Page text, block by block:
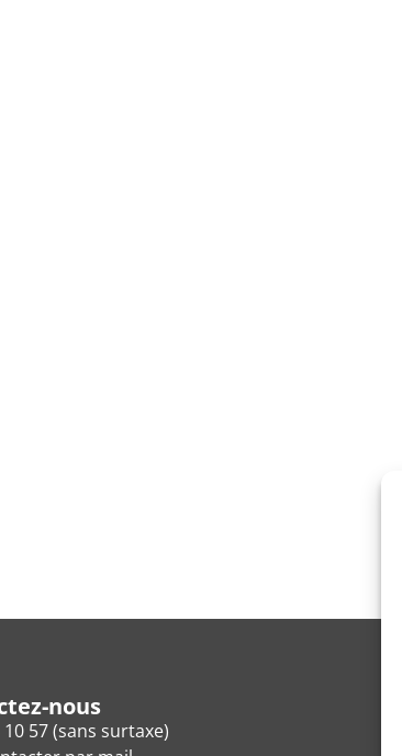
nous
10 57 (sans surtaxe)